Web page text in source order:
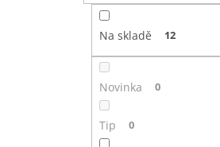
Na skladě 12
Novinka 0
Tip 0